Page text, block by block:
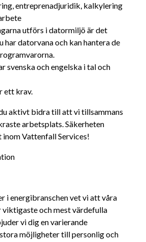
entreprenadjuridik, kalkylering
utförs i datormiljö är det
datorvana och kan hantera de
svenska och engelska i tal och
ett krav.
aktivt bidra till att vi tillsammans
arbetsplats. Säkerheten
Vattenfall Services!
i energibranschen vet vi att våra
viktigaste och mest värdefulla
vi dig en varierande
möjligheter till personlig och